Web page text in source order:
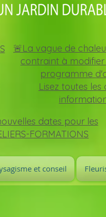
🚨La vague de
contraint à
programme
Lisez toutes les
dates pour les
FORMATIONS
et conseil